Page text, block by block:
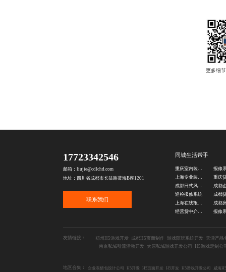
17723342546
邮箱：liujie@cdlchd.com
地址：四川省成都市长益路蓝海B座1201
联系我们
同城生活帮手
重庆室内装修公司
报修
上海专业装修公司
成都日式风装修
巡检报修系统
经营贷中介公司
报修
友情链接： 郑州H5游戏开发 成都H5页面制作 游戏陪玩系统开发
天津产品
南京私域引流活动开发
太原私域游戏开发公司 H5游戏定制公
地区合集： 企业表情包设计公司 H5开发 H5页面开发 H5开发 H5游戏开发公司 威海